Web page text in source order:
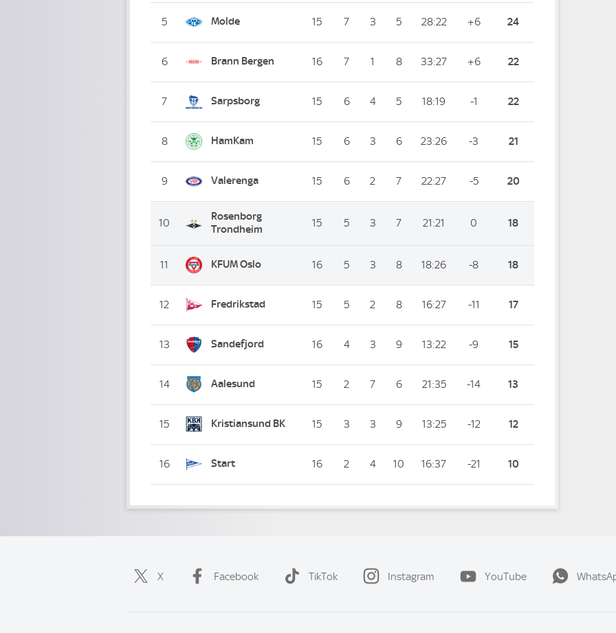
5 Molde 15 7 3 5 28:22 +6 24
6 Brann Bergen 16 7 1 8 33:27 +6 22
7 Sarpsborg 15 6 4 5 18:19 -1 22
8 HamKam 15 6 3 6 23:26 -3 21
9 Valerenga 15 6 2 7 22:27 -5 20
10
Rosenborg
Trondheim
15 5 3 7 21:21 0 18
11 KFUM Oslo 16 5 3 8 18:26 -8 18
12 Fredrikstad 15 5 2 8 16:27 -11 17
13 Sandefjord 16 4 3 9 13:22 -9 15
14 Aalesund 15 2 7 6 21:35 -14 13
15 Kristiansund BK 15 3 3 9 13:25 -12 12
16 Start 16 2 4 10 16:37 -21 10
X Facebook TikTok Instagram YouTube